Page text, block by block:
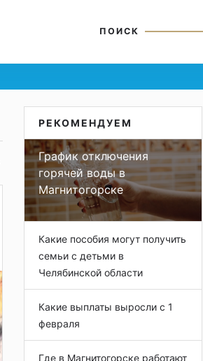
ПОИСК
РЕКОМЕНДУЕМ
График отключения
горячей воды в
Магнитогорске
Какие пособия могут получить
семьи с детьми в
Челябинской области
Какие выплаты выросли с 1
февраля
Где в Магнитогорске работают